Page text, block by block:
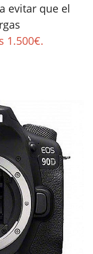
evitar que el
1.500€.